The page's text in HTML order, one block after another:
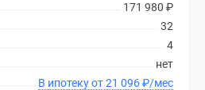
171 980 ₽
32
4
нет
В ипотеку от 21 096₽/мес